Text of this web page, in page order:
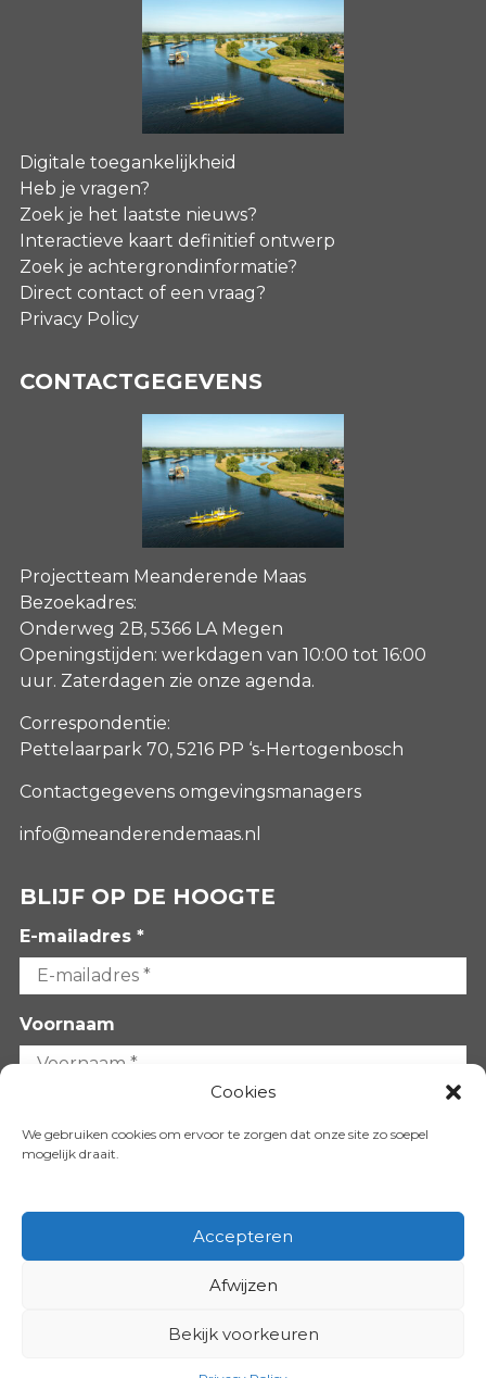
Cookies
We gebruiken cookies om ervoor te zorgen dat onze site zo soepel
mogelijk draait.
Accepteren
Afwijzen
Bekijk voorkeuren
Digitale toegankelijkheid
Heb je vragen?
Zoek je het laatste nieuws?
Interactieve kaart definitief ontwerp
Zoek je achtergrondinformatie?
Direct contact of een vraag?
Privacy Policy
CONTACTGEGEVENS
Projectteam Meanderende Maas
Bezoekadres:
Onderweg 2B, 5366 LA Megen
Openingstijden: werkdagen van 10:00 tot 16:00
uur. Zaterdagen zie onze agenda.
Correspondentie:
Pettelaarpark 70, 5216 PP ‘s-Hertogenbosch
Contactgegevens omgevingsmanagers
info@meanderendemaas.nl
BLIJF OP DE HOOGTE
E-mailadres *
Voornaam
VOLG ONS OP: